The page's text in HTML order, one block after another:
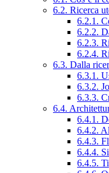
6.2. Ricerca
6.2.1.
6.2.2.
6.2.3.
6.2.4.
6.3. Dalla
6.3.1.
6.3.2.
6.3.3.
6.4.
6.4.1.
6.4.2.
6.4.3.
6.4.4.
6.4.5.